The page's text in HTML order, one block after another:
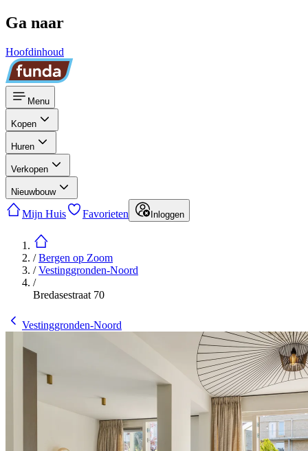
Ga naar
Hoofdinhoud
Menu
Kopen
Huren
Verkopen
Nieuwbouw
Mijn Huis Favorieten Inloggen
/Bergen op Zoom
/Vestinggronden-Noord
/
Bredasestraat 70
Vestinggronden-Noord